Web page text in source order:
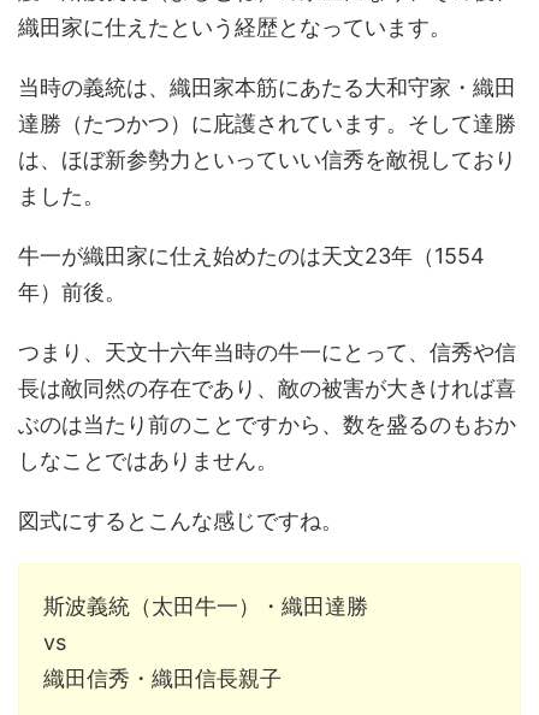
織田家に仕えたという経歴となっています。
当時の義統は、織田家本筋にあたる大和守家・織田
達勝（たつかつ）に庇護されています。そして達勝
は、ほぼ新参勢力といっていい信秀を敵視しており
ました。
牛一が織田家に仕え始めたのは天文23年（1554
年）前後。
つまり、天文十六年当時の牛一にとって、信秀や信
長は敵同然の存在であり、敵の被害が大きければ喜
ぶのは当たり前のことですから、数を盛るのもおか
しなことではありません。
図式にするとこんな感じですね。
斯波義統（太田牛一）・織田達勝
vs
織田信秀・織田信長親子